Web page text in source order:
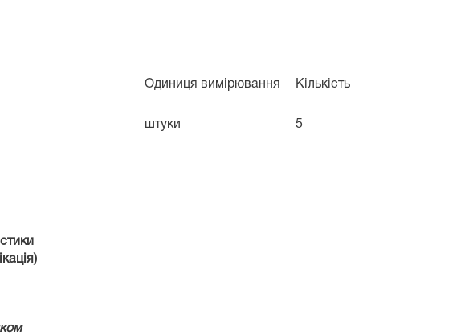
Одиниця вимірювання Кількість
штуки
5